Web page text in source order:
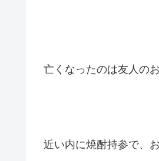
亡くなったのは友人の
近い内に焼酎持参で、